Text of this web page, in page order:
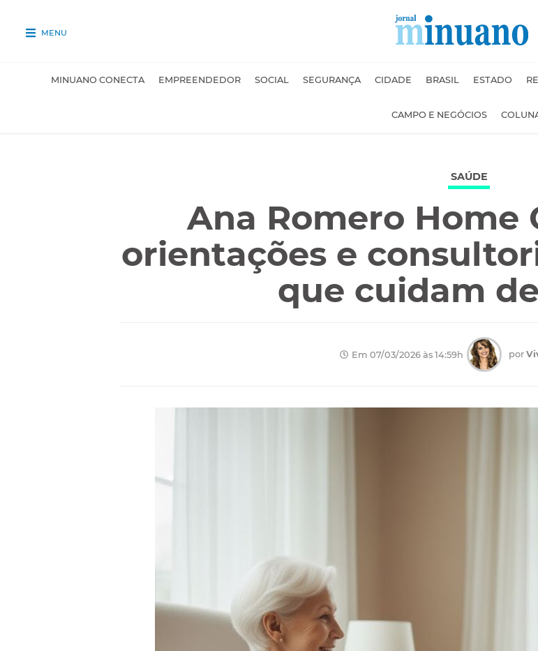
MENU
MINUANO CONECTA EMPREENDEDOR SOCIAL SEGURANÇA CIDADE BRASIL ESTADO
CAMPO E NEGÓCIOS
SAÚDE
Ana Romero Home
orientações e
que cuidam
Em 07/03/2026 às 14:59h por